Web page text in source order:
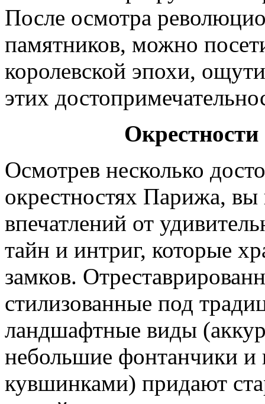
После осмотра
памятников, можно
королевской эпохи,
этих
Осмотрев несколько
окрестностях Парижа,
впечатлений от
тайн и интриг, которые
замков.
стилизованные под
ландшафтные виды
небольшие фонтанчики и
кувшинками) придают